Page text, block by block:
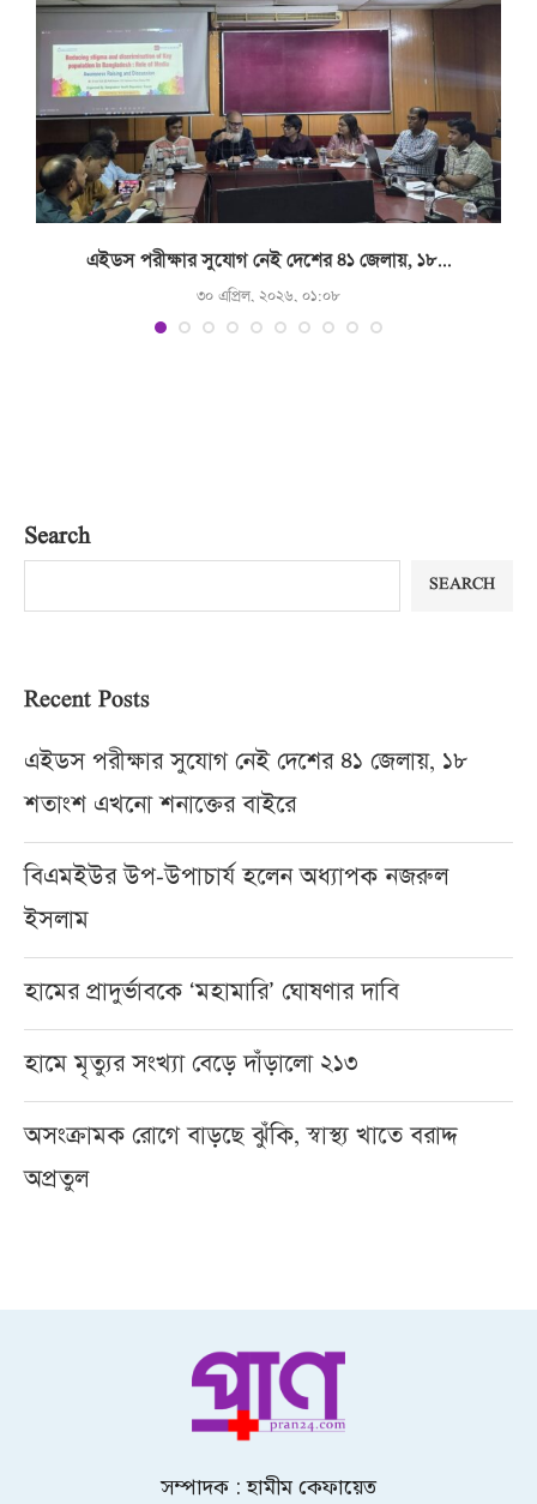
এইডস পরীক্ষার সুযোগ নেই দেশের ৪১ জেলায়, ১৮...
৩০ এপ্রিল, ২০২৬, ০১:০৮
Search
SEARCH
Recent Posts
এইডস পরীক্ষার সুযোগ নেই দেশের ৪১ জেলায়, ১৮
শতাংশ এখনো শনাক্তের বাইরে
বিএমইউর উপ-উপাচার্য হলেন অধ্যাপক নজরুল
ইসলাম
হামের প্রাদুর্ভাবকে ‘মহামারি’ ঘোষণার দাবি
হামে মৃত্যুর সংখ্যা বেড়ে দাঁড়ালো ২১৩
অসংক্রামক রোগে বাড়ছে ঝুঁকি, স্বাস্থ্য খাতে বরাদ্দ
অপ্রতুল
সম্পাদক : হামীম কেফায়েত